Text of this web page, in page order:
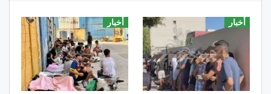
أخبار أخبار